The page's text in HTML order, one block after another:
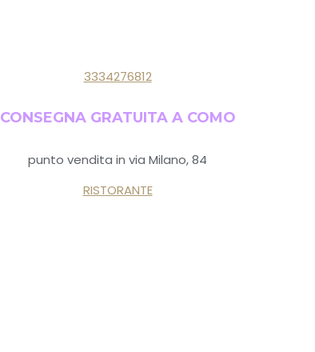
3334276812
CONSEGNA GRATUITA A COMO
punto vendita in via Milano, 84
RISTORANTE